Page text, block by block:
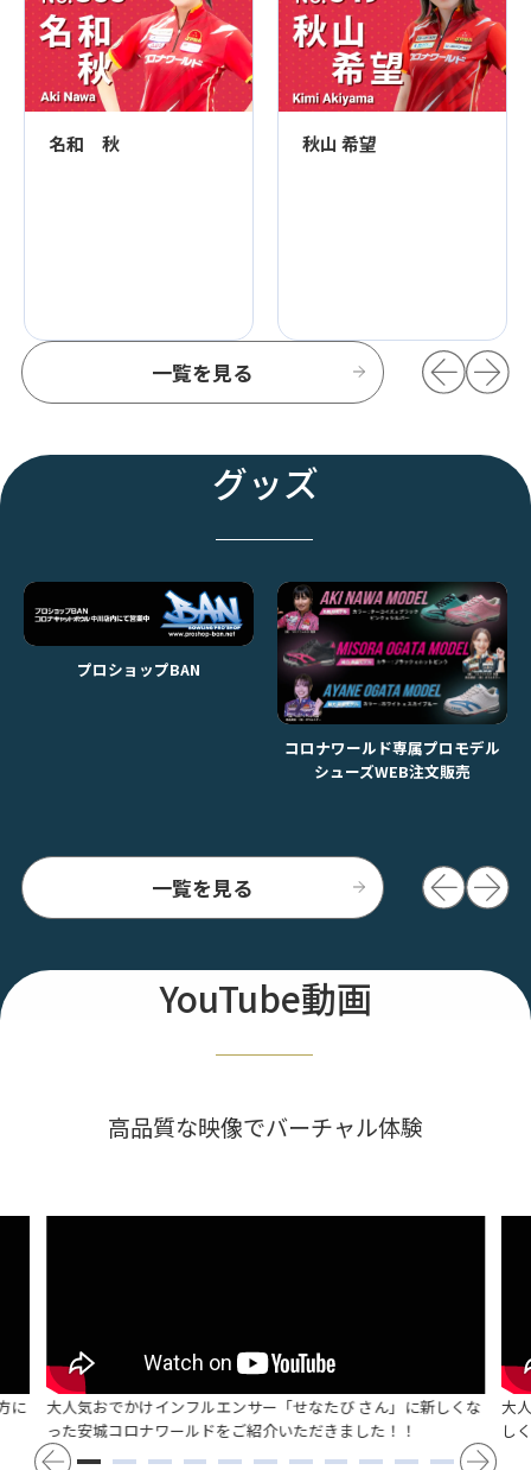
一覧を見る
名和 秋 秋山 希望
グッズ
一覧を見る
プロショップBAN
コロナワールド専属プロモデル
シューズWEB注文販売
YouTube動画
高品質な映像でバーチャル体験
に
大人気おでかけインフルエンサー「せなたび さん」に新しくな
った安城コロナワールドをご紹介いただきました！！
大
し